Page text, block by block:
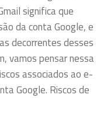
significa que
da conta Google, e
decorrentes desses
vamos pensar nessa
associados ao e-
Google. Riscos de